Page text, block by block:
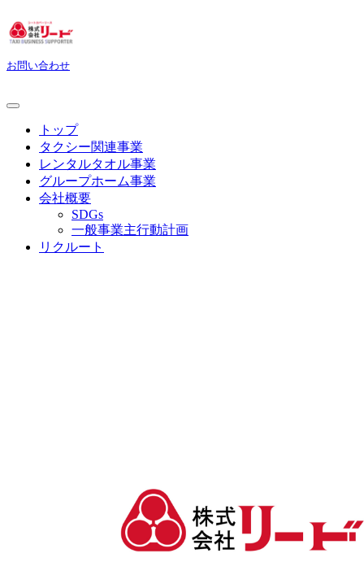
お問い合わせ
トップ
タクシー関連事業
レンタルタオル事業
グループホーム事業
会社概要
SDGs
一般事業主行動計画
リクルート